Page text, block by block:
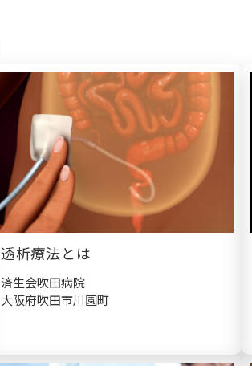
透析療法とは
済生会吹田病院
大阪府吹田市川園町